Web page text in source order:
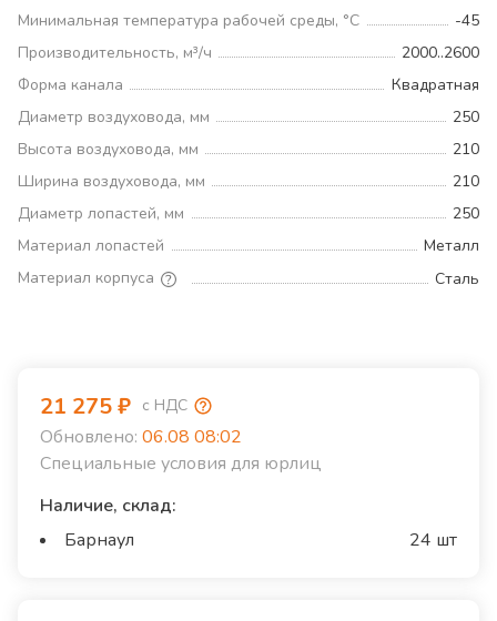
Минимальная температура рабочей среды, °С
-45
Производительность, м³/ч
2000..2600
Форма канала
Квадратная
Диаметр воздуховода, мм
250
Высота воздуховода, мм
210
Ширина воздуховода, мм
210
Диаметр лопастей, мм
250
Материал лопастей
Металл
Материал корпуса
Сталь
21 275₽ с НДС
Обновлено: 06.08 08:02
Специальные условия для юрлиц
Наличие, склад:
Барнаул
24 шт